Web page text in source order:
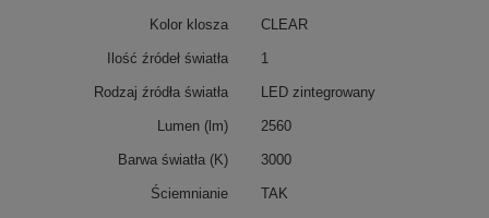
Kolor klosza CLEAR
Ilość źródeł światła 1
Rodzaj źródła światła LED zintegrowany
Lumen (lm) 2560
Barwa światła (K) 3000
Ściemnianie TAK